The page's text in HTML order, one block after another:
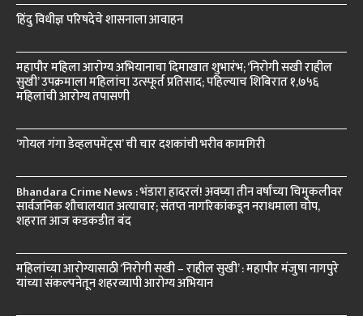
हिंदु विधीज्ञ परिषदेचे शासनाला आवाहन
महापौर महिला आरोग्य अभियानाचा दिमाखात शुभारंभ; ‘निरोगी सखी राहील
सुखी’ उपक्रमाला महिलांचा उत्स्फूर्त प्रतिसाद; पहिल्याच शिबिरात १,७५६
महिलांची आरोग्य तपासणी
‘गोयल गंगा डेव्हलपमेंट्स’ ची चार दशकांची भरीव कामगिरी
Bhandara Crime News : भंडारा हादरलं! अवघ्या तीन वर्षांच्या चिमुकलीवर
सार्वजनिक शौचालयात अत्याचार; संतप्त नागरिकांकडून नराधमाला चोप,
शहरात आज कडकडीत बंद
महिलांच्या आरोग्यासाठी ‘निरोगी सखी – राहील सुखी’ : महापौर मंजुषा नागपुरे
यांच्या संकल्पनेतून शहरव्यापी आरोग्य अभियान